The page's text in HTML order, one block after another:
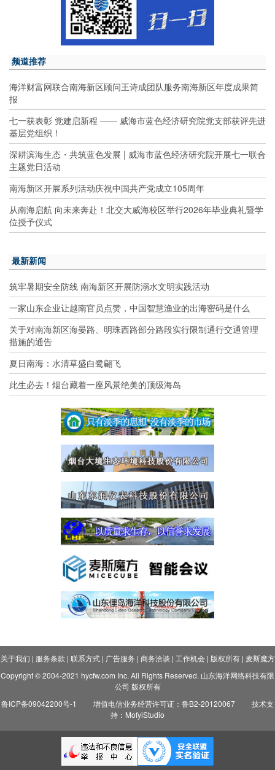
频道推荐
海洋财富网联合南海新区顾问王诗成团队服务南海新区年度成果简
报
七一获表彰 党建启新程 —— 威海市蓝色经济研究院党支部获评先进
基层党组织！
深耕滨海生态・共筑蓝色发展 | 威海市蓝色经济研究院开展七一联合
主题党日活动
南海新区开展系列活动庆祝中国共产党成立105周年
从南海启航 向未来奔赴！北交大威海校区举行2026年毕业典礼暨学
位授予仪式
最新新闻
筑牢暑期安全防线 南海新区开展防溺水文明实践活动
一家山东企业让越南官员点赞，中国智慧渔业的出海密码是什么
关于对南海新区海晏路、明珠西路部分路段实行限制通行交通管理
措施的通告
夏日南海：水清草盛白鹭翩飞
此生必去！烟台藏着一座风景绝美的顶级海岛
关于我们 | 服务条款 | 联系方式| 广告服务 | 商务洽谈 | 工作机会| 版权所有| 麦斯魔方
Copyright © 2004-2021 hycfw.com Inc. All Rights Reserved. 山东海洋网络科技有限
公司 版权所有
鲁ICP备09042200号-1
增值电信业务经营许可证：鲁B2-20120067
技术支
持：MofyiStudio